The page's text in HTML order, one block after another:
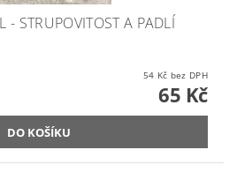
- STRUPOVITOST A PADLÍ
54 Kč bez DPH
65 Kč